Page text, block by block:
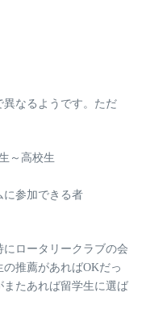
なるようです。ただ
～高校生
に参加できる者
ロータリークラブの会
推薦があればOKだっ
たあれば留学生に選ば